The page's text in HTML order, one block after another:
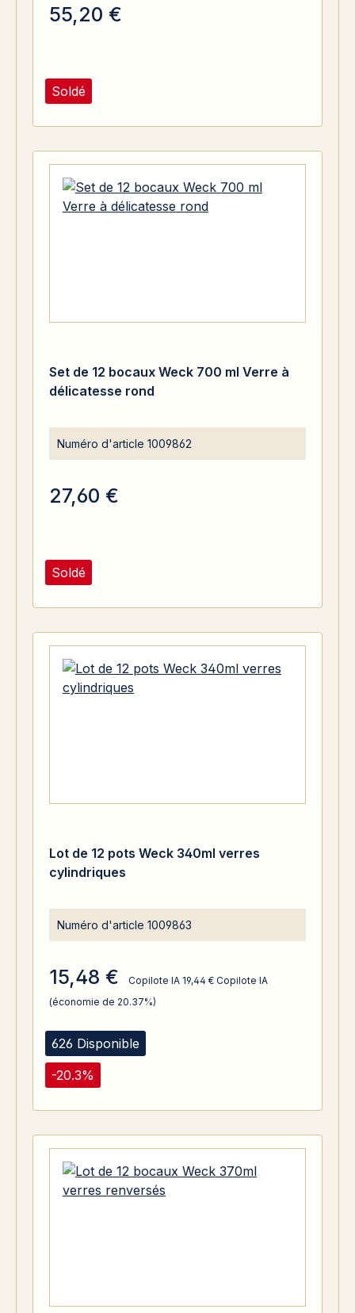
Soldé
55,20 €
Soldé
Set de 12 bocaux Weck 700 ml Verre à
délicatesse rond
Numéro d'article 1009862
27,60 €
626 Disponible
-20.3%
Lot de 12 pots Weck 340ml verres
cylindriques
Numéro d'article 1009863
15,48 € Copilote IA 19,44 € Copilote IA
(économie de 20.37%)